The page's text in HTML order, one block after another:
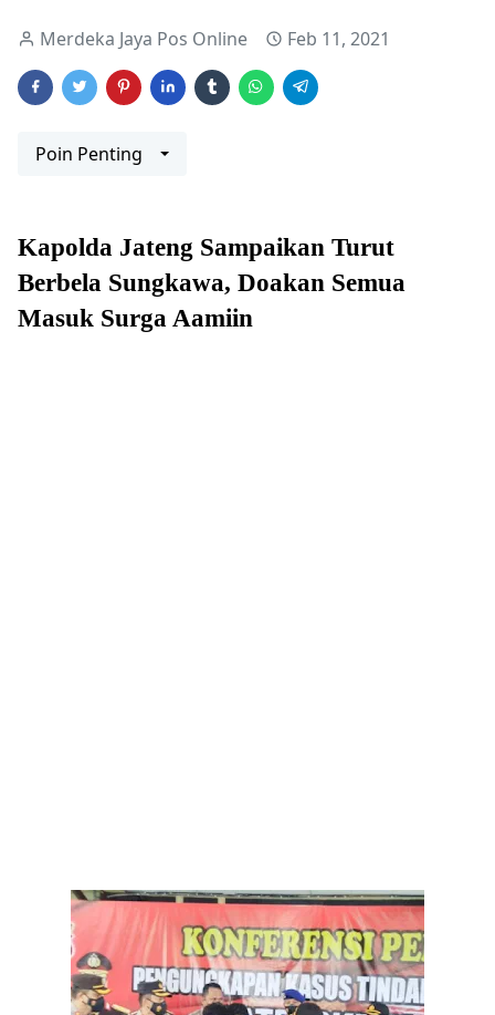
Merdeka Jaya Pos Online Feb 11, 2021
Poin Penting
Kapolda Jateng Sampaikan Turut
Berbela Sungkawa, Doakan Semua
Masuk Surga Aamiin